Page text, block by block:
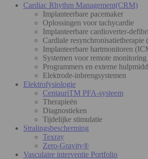
Cardiac Rhythm Management(CRM)
Implanteerbare pacemaker
Oplossingen voor tachycardie
Implanteerbare cardioverter-
Cardiale resynchronisatietherapie
Implanteerbare hartmonitoren
Systemen voor remote
Programmers en externe
Elektrode-inbrengsystemen
Elektrofysiologie
CentauriTM PFA-systeem
Therapieën
Diagnostieken
Tijdelijke stimulatie
Stralingsbescherming
Texray
Zero-Gravity®
Vasculaire interventie Portfolio